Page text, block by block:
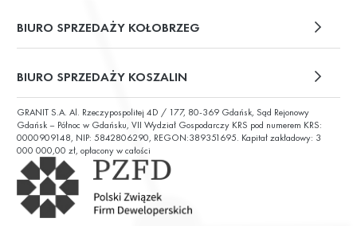
plac Władysława Broniewskiego 13/u2
BIURO SPRZEDAŻY KOŁOBRZEG
ul. Św. Wojciecha 6
BIURO SPRZEDAŻY KOSZALIN
ul. Chałubińskiego 9
GRANIT S.A. Al. Rzeczypospolitej 4D / 177, 80-369 Gdańsk, Sąd Rejonowy
Gdańsk – Północ w Gdańsku, VII Wydział Gospodarczy KRS pod numerem KRS:
0000909148, NIP: 5842806290, REGON:389351695. Kapitał zakładowy: 3
000 000,00 zł, opłacony w całości